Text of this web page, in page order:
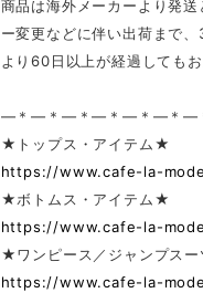
商品は海外メーカーより発
ー変更などに伴い出荷まで
より60日以上が経過しても
—＊—＊—＊—＊—＊—＊—
★トップス・アイテム★
https://www.cafe-la-
★ボトムス・アイテム★
https://www.cafe-la-
★ワンピース／ジャンプス
https://www.cafe-la-